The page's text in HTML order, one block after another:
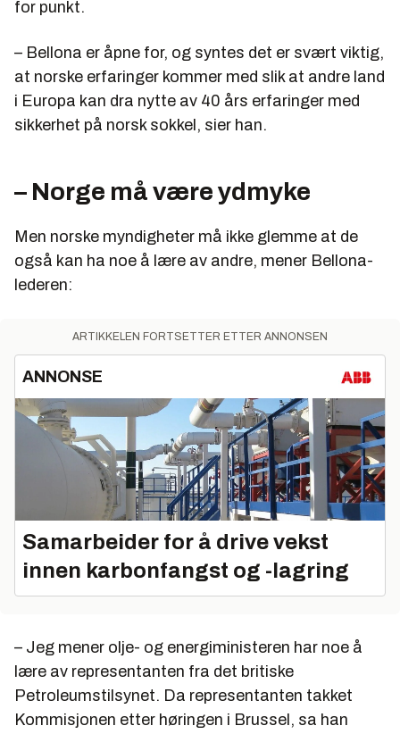
for punkt.
– Bellona er åpne for, og syntes det er svært viktig,
at norske erfaringer kommer med slik at andre land
i Europa kan dra nytte av 40 års erfaringer med
sikkerhet på norsk sokkel, sier han.
– Norge må være ydmyke
Men norske myndigheter må ikke glemme at de
også kan ha noe å lære av andre, mener Bellona-
lederen:
ARTIKKELEN FORTSETTER ETTER ANNONSEN
ANNONSE
Samarbeider for å drive vekst
innen karbonfangst og -lagring
– Jeg mener olje- og energiministeren har noe å
lære av representanten fra det britiske
Petroleumstilsynet. Da representanten takket
Kommisjonen etter høringen i Brussel, sa han